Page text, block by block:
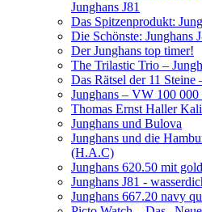
Junghans J81
Das Spitzenprodukt:
Die Schönste: Junghans
Der Junghans top timer!
The Trilastic Trio –
Das Rätsel der 11 Steine
Junghans – VW 100 000
Thomas Ernst Haller
Junghans und Bulova
Junghans und die
(H.A.C)
Junghans 620.50 mit
Junghans J81 -
Junghans 667.20 navy